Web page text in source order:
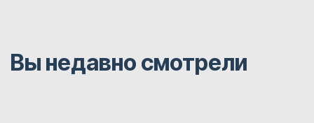
Вы недавно смотрели